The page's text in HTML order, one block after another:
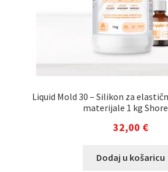
Liquid Mold 30 – Silikon za
materijale 1 kg
32,00 €
Dodaj u košaricu